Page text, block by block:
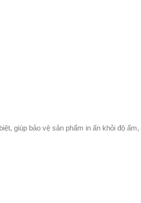
giúp bảo vệ sản phẩm in ấn khỏi độ